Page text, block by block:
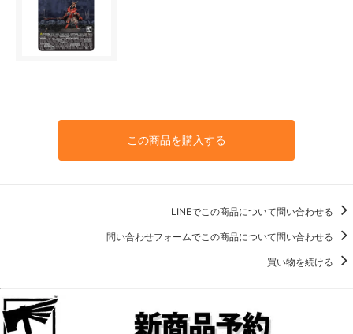
この商品を購入する
LINEでこの商品について問い合わせる
問い合わせフォームでこの商品について問い合わせる
買い物を続ける